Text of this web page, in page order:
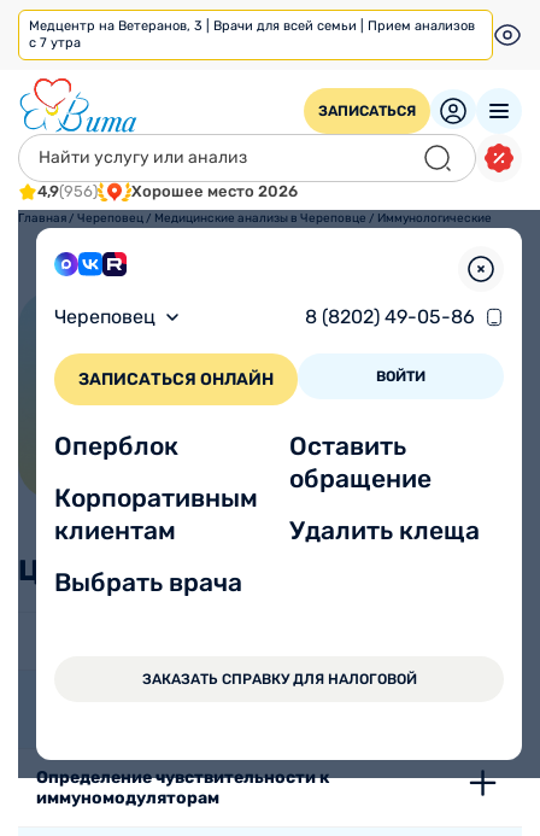
Медцентр на Ветеранов, 3 | Врачи для всей семьи | Прием анализов
с 7 утра
ЗАПИСАТЬСЯ
4,9(956) Хорошее место 2026
Череповец 8 (8202) 49-05-86
ЗАПИСАТЬСЯ ОНЛАЙН ВОЙТИ
Оперблок
Корпоративным
клиентам
Выбрать врача
Оставить
обращение
Удалить клеща
ЗАКАЗАТЬ СПРАВКУ ДЛЯ НАЛОГОВОЙ
Главная / Череповец / Медицинские анализы в Череповце / Иммунологические
ПОЗВОНИТЬ
исследования в Череповце
Цены
Определение чувствительности к
иммуномодуляторам